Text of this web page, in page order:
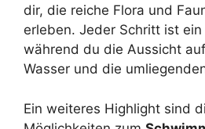
dir, die reiche Flora und
erleben. Jeder Schritt ist
während du die Aussicht
Wasser und die
Ein weiteres Highlight sind